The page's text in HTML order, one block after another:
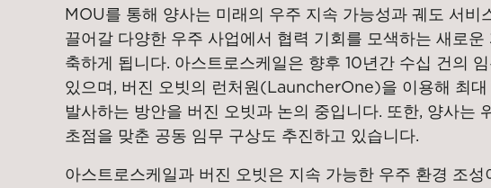
MOU를 통해 양사는 미래의 우주 지속 가능성과 궤도 서비
끌어갈 다양한 우주 사업에서 협력 기회를 모색하는 새로운
축하게 됩니다. 아스트로스케일은 향후 10년간 수십 건의
있으며, 버진 오빗의 런처원(LauncherOne)을 이용해 최대
발사하는 방안을 버진 오빗과 논의 중입니다. 또한, 양사는
초점을 맞춘 공동 임무 구상도 추진하고 있습니다.
아스트로스케일과 버진 오빗은 지속 가능한 우주 환경 조성